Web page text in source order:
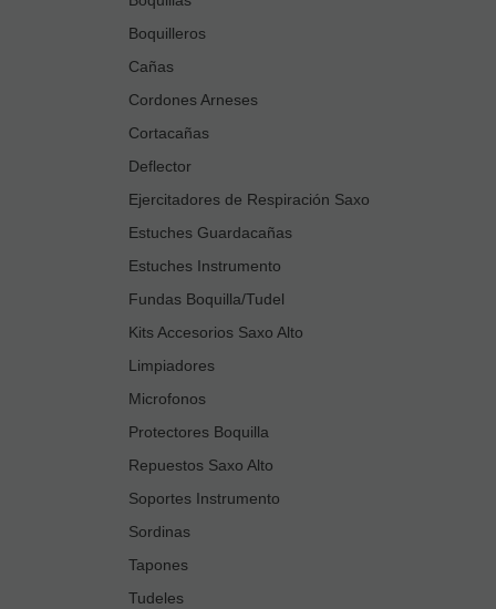
Boquilleros
Cañas
Cordones Arneses
Cortacañas
Deflector
Ejercitadores de Respiración Saxo
Estuches Guardacañas
Estuches Instrumento
Fundas Boquilla/Tudel
Kits Accesorios Saxo Alto
Limpiadores
Microfonos
Protectores Boquilla
Repuestos Saxo Alto
Soportes Instrumento
Sordinas
Tapones
Tudeles